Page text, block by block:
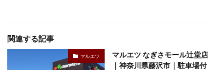
関連する記事
マルエツ
マルエツ なぎさモール辻堂店
｜神奈川県藤沢市｜駐車場付